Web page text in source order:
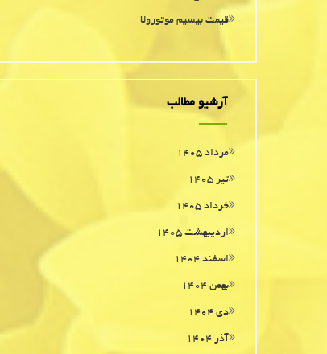
قیمت بیسیم موتورولا
آرشیو مطالب
مرداد ۱۴۰۵
تیر ۱۴۰۵
خرداد ۱۴۰۵
اردیبهشت ۱۴۰۵
اسفند ۱۴۰۴
بهمن ۱۴۰۴
دی ۱۴۰۴
آذر ۱۴۰۴